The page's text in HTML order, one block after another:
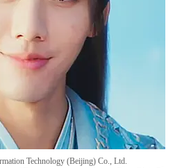
Technology (Beijing) Co., Ltd.